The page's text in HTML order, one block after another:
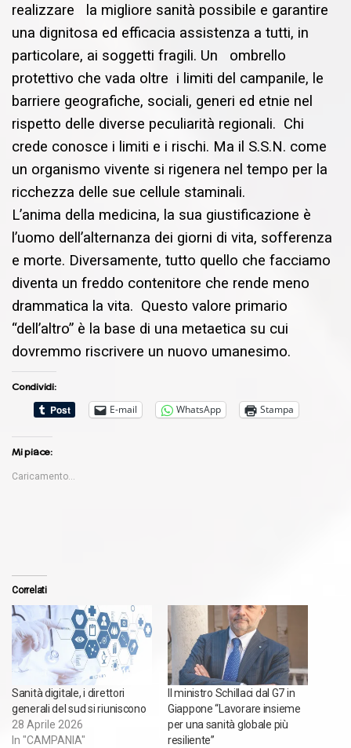
realizzare la migliore sanità possibile e garantire
una dignitosa ed efficacia assistenza a tutti, in
particolare, ai soggetti fragili. Un ombrello
protettivo che vada oltre i limiti del campanile, le
barriere geografiche, sociali, generi ed etnie nel
rispetto delle diverse peculiarità regionali. Chi
crede conosce i limiti e i rischi. Ma il S.S.N. come
un organismo vivente si rigenera nel tempo per la
ricchezza delle sue cellule staminali.
L’anima della medicina, la sua giustificazione è
l’uomo dell’alternanza dei giorni di vita, sofferenza
e morte. Diversamente, tutto quello che facciamo
diventa un freddo contenitore che rende meno
drammatica la vita. Questo valore primario
“dell’altro” è la base di una metaetica su cui
dovremmo riscrivere un nuovo umanesimo.
Condividi:
E-mail
WhatsApp Stampa
Mi piace:
Caricamento...
Correlati
Sanità digitale, i direttori
generali del sud si riuniscono
28 Aprile 2026
In "CAMPANIA"
Il ministro Schillaci dal G7 in
Giappone “Lavorare insieme
per una sanità globale più
resiliente”